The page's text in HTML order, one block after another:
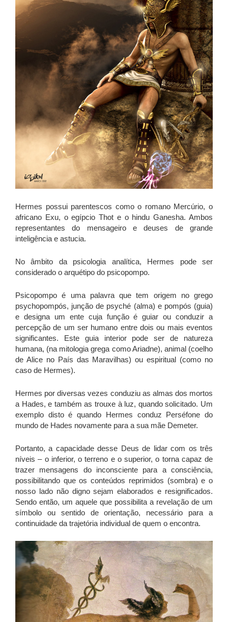
Hermes possui parentescos como o romano Mercúrio, o
africano Exu, o egípcio Thot e o hindu Ganesha. Ambos
representantes do mensageiro e deuses de grande
inteligência e astucia.
No âmbito da psicologia analítica, Hermes pode ser
considerado o arquétipo do psicopompo.
Psicopompo é uma palavra que tem origem no grego
psychopompós, junção de psyché (alma) e pompós (guia)
e designa um ente cuja função é guiar ou conduzir a
percepção de um ser humano entre dois ou mais eventos
significantes. Este guia interior pode ser de natureza
humana, (na mitologia grega como Ariadne), animal (coelho
de Alice no País das Maravilhas) ou espiritual (como no
caso de Hermes).
Hermes por diversas vezes conduziu as almas dos mortos
a Hades, e também as trouxe à luz, quando solicitado. Um
exemplo disto é quando Hermes conduz Perséfone do
mundo de Hades novamente para a sua mãe Demeter.
Portanto, a capacidade desse Deus de lidar com os três
níveis – o inferior, o terreno e o superior, o torna capaz de
trazer mensagens do inconsciente para a consciência,
possibilitando que os conteúdos reprimidos (sombra) e o
nosso lado não digno sejam elaborados e resignificados.
Sendo então, um aquele que possibilita a revelação de um
símbolo ou sentido de orientação, necessário para a
continuidade da trajetória individual de quem o encontra.